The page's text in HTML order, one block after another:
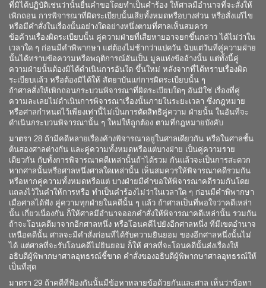
ที่มิได้ปฏิบัติเช่นว่านั้นยื่นคำขอโดยทำเป็นคำร้อง ให้ศาลมีอำนาจที่จะสั่งให้
เพิกถอน การพิจารณาที่ผิดระเบียบนั้นเสียทั้งหมดหรือบางส่วน หรือสั่งแก้ไข
หรือมีคำสั่งในเรื่องนั้นอย่างใดอย่างหนึ่งตามที่ศาลเห็นสมควร
ข้อค้านเรื่องผิดระเบียบนั้น คู่ความฝ่ายที่เสียหายอาจยกขึ้นกล่าว ได้ไม่ว่าใน
เวลาใด ๆ ก่อนมีคำพิพากษา แต่ต้องไม่ช้ากว่าแปดวัน นับแต่วันที่คู่ความฝ่าย
นั้นได้ทราบข้อความหรือพฤติการณ์อันเป็น มูลแห่งข้ออ้างนั้น แต่ทั้งนี้คู่
ความฝ่ายนั้นต้องมิได้ดำเนินการอันใด ขึ้นใหม่ หลังจากที่ได้ทราบเรื่องผิด
ระเบียบแล้ว หรือต้องมิได้ให้ สัตยาบันแก่การผิดระเบียบนั้น ๆ
ถ้าศาลสั่งให้เพิกถอนกระบวนพิจารณาที่ผิดระเบียบใดๆ อันมิใช่ เรื่องที่คู่
ความละเลยไม่ดำเนินการพิจารณาเรื่องนั้นภายในระยะเวลา ซึ่งกฎหมาย
หรือศาลกำหนดไว้เพียงเท่านี้ไม่เป็นการตัดสิทธิคู่ความ ฝ่ายนั้น ในอันที่จะ
ดำเนินกระบวนพิจารณานั้น ๆ ใหม่ให้ถูกต้อง ตามที่กฎหมายบังคับ
มาตรา 28 ถ้ามีคดีหลายเรื่องค้างพิจารณาอยู่ในศาลเดียวกัน หรือในศาลชั้น
ต้นสองศาลต่างกัน และคู่ความทั้งหมดหรือแต่บางฝ่าย เป็นคู่ความราย
เดียวกัน กับทั้งการพิจารณาคดีเหล่านั้นถ้าได้รวม กันแล้วจะเป็นการสะดวก
หากศาลนั้นหรือศาลหนึ่งศาลใดเหล่านั้น เห็นสมควรให้พิจารณาคดีรวมกัน
หรือหากคู่ความทั้งหมดหรือแต่ บางฝ่ายมีคำขอให้พิจารณาคดีรวมกันโดย
แถลงไว้ในคำให้การหรือ ทำเป็นคำร้องไม่ว่าในเวลาใด ๆ ก่อนมีคำพิพากษา
เมื่อศาลได้ฟัง คู่ความทุกฝ่ายในคดีนั้น ๆ แล้ว ถ้าศาลเป็นที่พอใจว่าคดีเหล่า
นั้น เกี่ยวเนื่องกัน ก็ให้ศาลมีอำนาจออกคำสั่งให้พิจารณาคดีเหล่านั้น รวมกัน
ถ้าจะโอนคดีมาจากอีกศาลหนึ่ง หรือโอนคดีไปยังอีกศาลหนึ่ง ที่มีเขตอำนาจ
เหนือคดีนั้น ศาลจะมีคำสั่งก่อนที่ได้รับความยินยอม ของอีกศาลหนึ่งนั้นไม่
ได้ แต่ศาลที่จะรับโอนคดีไม่ยินยอม ก็ให้ ศาลที่จะโอนคดีนั้นส่งเรื่องให้
อธิบดีผู้พิพากษาศาลอุทธรณ์ชี้ขาด คำสั่งของอธิบดีผู้พิพากษาศาลอุทธรณ์ให้
เป็นที่สุด
มาตรา 29 ถ้าคดีที่ฟ้องกันนั้นมีข้อหาหลายข้อด้วยกันและศาล เห็นว่าข้อหา